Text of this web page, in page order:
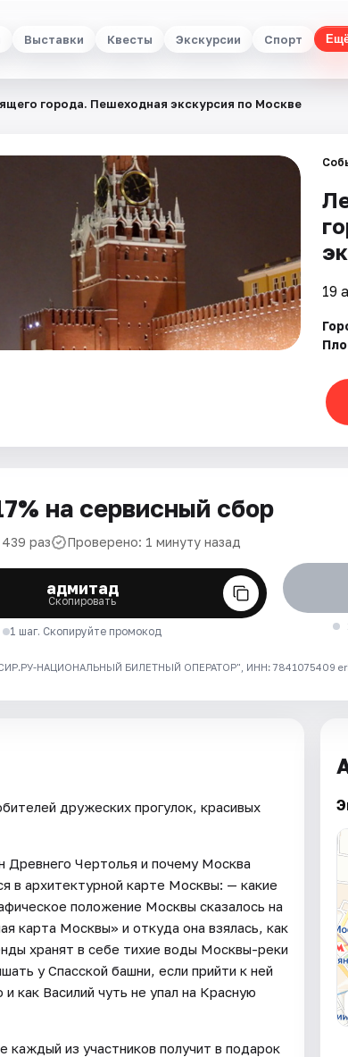
Выставки Квесты Экскурсии Спорт
города. Пешеходная экскурсия по Москве
19
на сервисный сбор
раз Проверено: 1 минуту назад
адмитад
Скопировать
1 шаг. Скопируйте промокод
НАЦИОНАЛЬНЫЙ БИЛЕТНЫЙ ОПЕРАТОР", ИНН: 7841075409 erid:
дружеских прогулок, красивых
Древнего Чертолья и почему Москва
в архитектурной карте Москвы: — какие
положение Москвы сказалось на
карта Москвы» и откуда она взялась, как
хранят в себе тихие воды Москвы-реки
у Спасской башни, если прийти к ней
как Василий чуть не упал на Красную
каждый из участников получит в подарок